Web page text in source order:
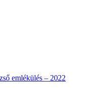
emlékülés – 2022